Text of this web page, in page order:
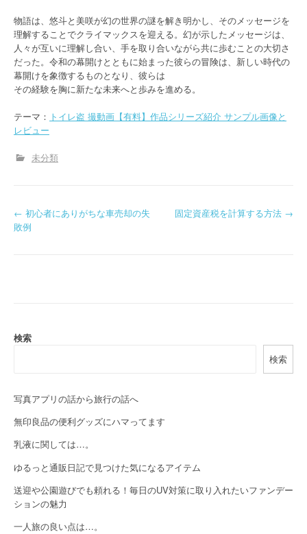
物語は、悠斗と美咲が幻の世界の謎を解き明かし、そのメッセージを
理解することでクライマックスを迎える。幻が示したメッセージは、
人々が互いに理解し合い、手を取り合いながら共に歩むことの大切さ
だった。令和の幕開けとともに始まった彼らの冒険は、新しい時代の
幕開けを象徴するものとなり、彼らは
その経験を胸に新たな未来へと歩みを進める。
テーマ： トイレ盗 撮動画【有料】作品シリーズ紹介 サンプル画像と
レビュー
未分類
P
a
i
g
a
t
i
o
← 初心者にありがちな車売却の失
敗例
固定資産税を計算する方法 →
検索
検索
写真アプリの話から旅行の話へ
無印良品の便利グッズにハマってます
乳液に関しては…。
ゆるっと通販日記で見つけた気になるアイテム
送迎や公園遊びでも頼れる！毎日のUV対策に取り入れたいファンデー
ションの魅力
一人旅の良い点は…。